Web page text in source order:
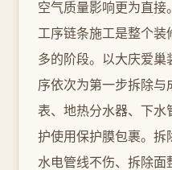
空气质量影响更为直接
工序链条施工是整个装
多的阶段。以大庆爱巢
序依次为第一步拆除与
表、地热分水器、下水
护使用保护膜包裹。拆
水电管线不伤、拆除面